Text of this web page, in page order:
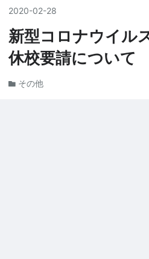
2020-02-28
新型コロナウイル
休校要請について
その他